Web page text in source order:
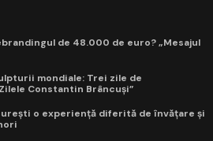
de 48.000 de euro? „Mesajul
mondiale: Trei zile de
Constantin Brâncuși”
o experiență diferită de învățare și